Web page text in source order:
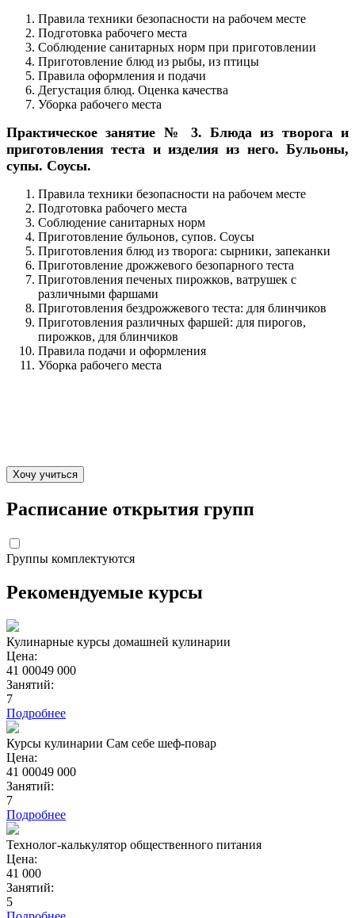
Правила техники безопасности на рабочем месте
Подготовка рабочего места
Соблюдение санитарных норм при приготовлении
Приготовление блюд из рыбы, из птицы
Правила оформления и подачи
Дегустация блюд. Оценка качества
Уборка рабочего места
Практическое занятие № 3. Блюда из творога и
приготовления теста и изделия из него. Бульоны,
супы. Соусы.
Правила техники безопасности на рабочем месте
Подготовка рабочего места
Соблюдение санитарных норм
Приготовление бульонов, супов. Соусы
Приготовления блюд из творога: сырники, запеканки
Приготовление дрожжевого безопарного теста
Приготовления печеных пирожков, ватрушек с
различными фаршами
Приготовления бездрожжевого теста: для блинчиков
Приготовления различных фаршей: для пирогов,
пирожков, для блинчиков
Правила подачи и оформления
Уборка рабочего места
Хочу учиться
Расписание открытия групп
Группы комплектуются
Рекомендуемые курсы
Кулинарные курсы домашней кулинарии
Цена:
41 00049 000
Занятий:
7
Подробнее
Курсы кулинарии Сам себе шеф-повар
Цена:
41 00049 000
Занятий:
7
Подробнее
Технолог-калькулятор общественного питания
Цена:
41 000
Занятий:
5